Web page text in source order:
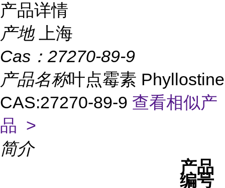
产品详情
产地
上海
Cas： 27270-89-9
产品名称叶点霉素 Phyllostine
CAS:27270-89-9 查看相似产
品 >
简介
产品
编号